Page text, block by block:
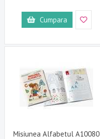
Cumpara
Misiunea Alfabetul A10080